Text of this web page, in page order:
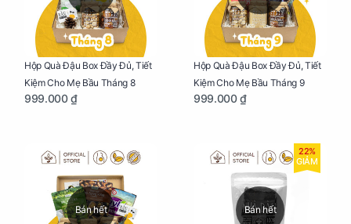
Hộp Quà Đậu Box Đầy Đủ, Tiết
Kiệm Cho Mẹ Bầu Tháng 8
999.000 ₫
Hộp Quà Đậu Box Đầy Đủ, Tiết
Kiệm Cho Mẹ Bầu Tháng 9
999.000 ₫
Bán hết Bán hết
22%
GIẢM